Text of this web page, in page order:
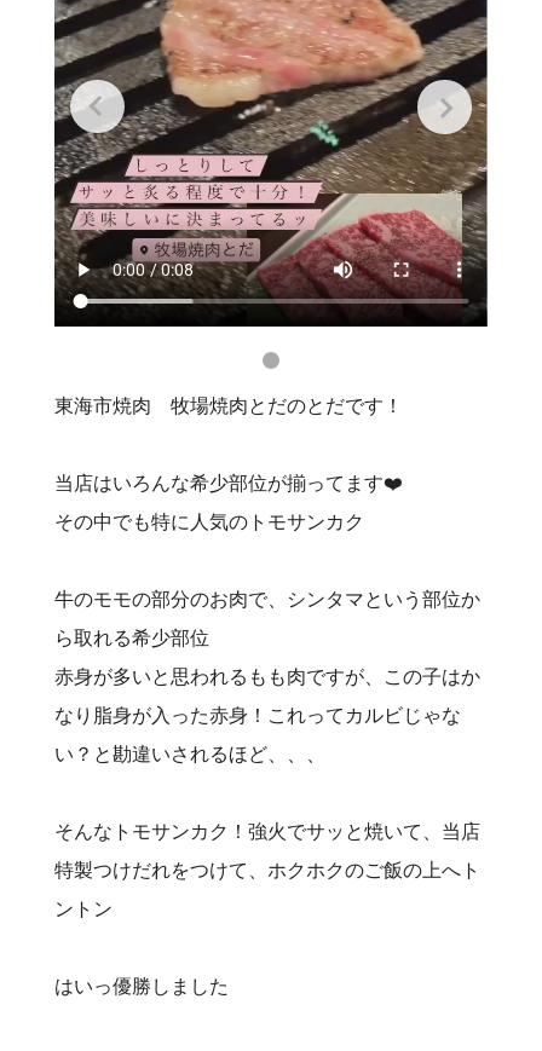
東海市焼肉 牧場焼肉とだのとだです！
当店はいろんな希少部位が揃ってます❤️‍
その中でも特に人気のトモサンカク
牛のモモの部分のお肉で、シンタマという部位か
ら取れる希少部位
赤身が多いと思われるもも肉ですが、この子はか
なり脂身が入った赤身！これってカルビじゃな
い？と勘違いされるほど、、、
そんなトモサンカク！強火でサッと焼いて、当店
特製つけだれをつけて、ホクホクのご飯の上へト
ントン
はいっ優勝しました